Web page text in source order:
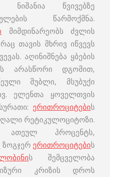
ნიშანია წვივებზე
წარმოქმნა.
მიმდინარეობს ძვლის
თავის მხრივ იწვევს
აღინიშნება ყბების
არასწორი დგომით,
შუბლი, მსუბუქი
ელენთა ყოველთვის
სურათი:ერითროციტების
რეტიკულოციტოზი.
პროცენტს,
ზოგჯერერითროციტების
ს შემცველობა
კრიზის დროს